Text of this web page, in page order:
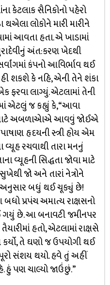
કેટલાક સૈનિકોનો પહેરો
લોકોને મારી મારીને
આવતા હતા. એ ખાડામાં
અંત:કરણ ખેદથી
કંપનો આવિર્ભાવ થઈ
શકશે કે નહિ, એની તેને શંકા
ફરવા લાગ્યું. એટલામાં તેની
એટલું જ કહ્યું કે, “આવા
અબળાએાએ આવવું જોઈએ
હૃદયની સ્ત્રી હોય એમ
રચવાથી તારા મનનું
વ્યૂહની સિદ્ધતા જોવા માટે
જો અને તારાં નેત્રોને
અનુસાર બધું થઈ ચૂક્યું છે!
પ્રપંચ અમાત્ય રાક્ષસનો
છે. આ બનાવટી જમીનપર
હતો, એટલામાં રાક્ષસે
કર્યો, તે ઘણો જ ઉપયોગી થઈ
સંશય થયો. હવે તું અહીં
હું પણ ચાલ્યો જાઉંછું.”